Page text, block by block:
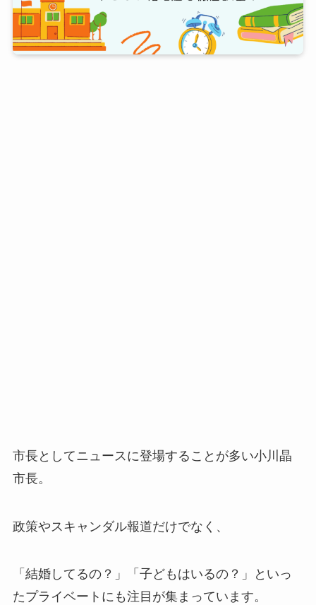
市長としてニュースに登場することが多い小川晶
市長。
政策やスキャンダル報道だけでなく、
「結婚してるの？」「子どもはいるの？」といっ
たプライベートにも注目が集まっています。